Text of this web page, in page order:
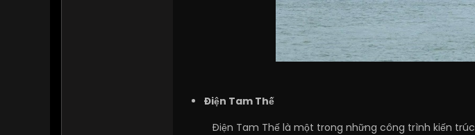
Điện Tam Thế
Điện Tam Thế là một trong những công trình kiến